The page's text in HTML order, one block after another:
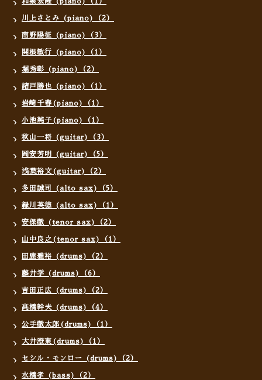
川上さとみ (piano)（2）
南野陽征 (piano)（3）
関根敏行 (piano)（1）
堀秀彰 (piano)（2）
諸戸勝也 (piano)（1）
岩崎千春(piano)（1）
小池純子(piano)（1）
秋山一将 (guitar)（3）
岡安芳明 (guitar)（5）
浅葉裕文(guitar)（2）
多田誠司 (alto sax)（5）
緑川英徳 (alto sax)（1）
安保徹 (tenor sax)（2）
山中良之(tenor sax)（1）
田鹿雅裕 (drums)（2）
藤井学 (drums)（6）
吉田正広 (drums)（2）
高橋幹夫 (drums)（4）
公手徹太郎(drums)（1）
大井澄東(drums)（1）
セシル・モンロー (drums)（2）
水橋孝 (bass)（2）